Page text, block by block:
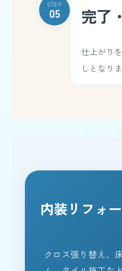
STEP
05 完了
仕上がり
しとなりま
内装リフォ
クロス張り替え、